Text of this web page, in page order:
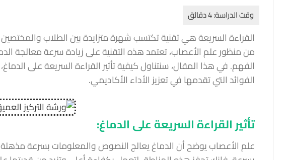
القراءة السريعة هي تقنية تكتسب شهرة متزايدة بين الطلاب
من منظور علم الأعصاب، تعتمد هذه التقنية على زيادة سرعة معالجة
الفهم. في هذا المقال، سنتناول كيفية تأثير القراءة السريعة على
الفوائد التي تقدمها في تعزيز الأداء الأكاديمي.
تأثير القراءة السريعة على الدماغ:
علم الأعصاب يوضح أن الدماغ يعالج النصوص والمعلومات بسرعة